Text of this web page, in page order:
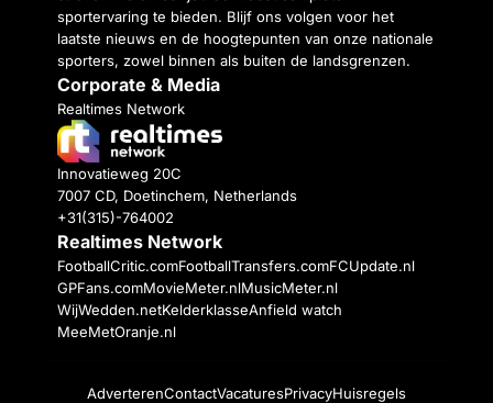
sportervaring te bieden. Blijf ons volgen voor het
laatste nieuws en de hoogtepunten van onze nationale
sporters, zowel binnen als buiten de landsgrenzen.
Corporate & Media
Realtimes Network
Innovatieweg 20C
7007 CD, Doetinchem, Netherlands
+31(315)-764002
Realtimes Network
FootballCritic.comFootballTransfers.comFCUpdate.nl
GPFans.comMovieMeter.nlMusicMeter.nl
WijWedden.netKelderklasseAnfield watch
MeeMetOranje.nl
AdverterenContactVacaturesPrivacyHuisregels